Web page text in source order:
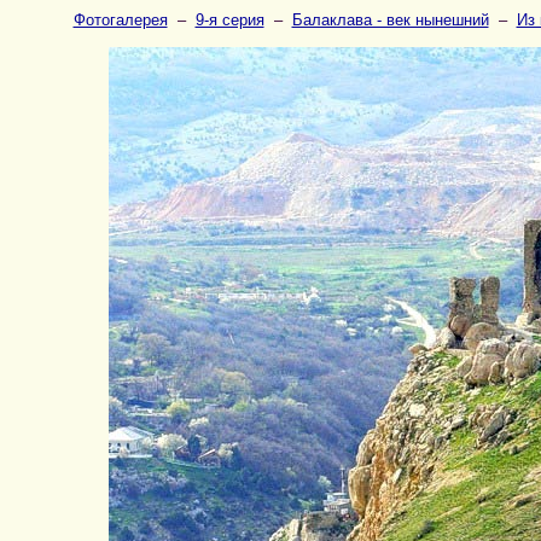
Фотогалерея– 9-я серия– Балаклава - век нынешний– Из